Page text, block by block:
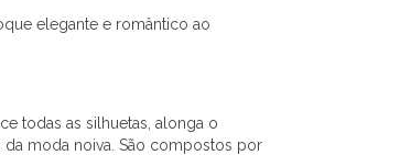
elegante e romântico ao
todas as silhuetas, alonga o
moda noiva. São compostos por